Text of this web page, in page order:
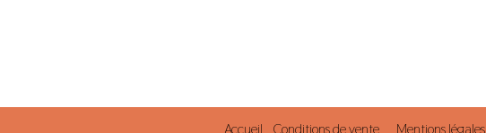
Accueil Conditions de vente Mentions légales